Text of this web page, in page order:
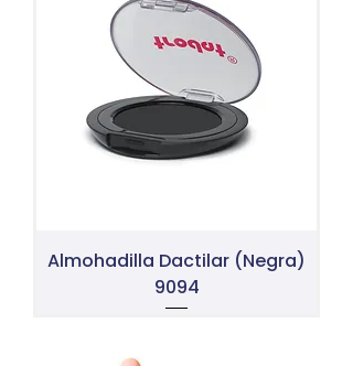
Almohadilla Dactilar (Negra)
9094